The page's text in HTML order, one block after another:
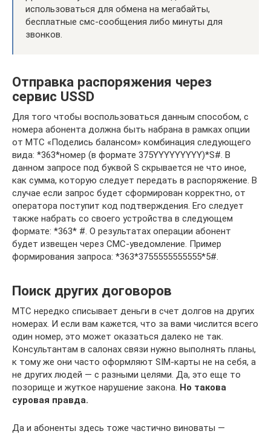
использоваться для обмена на мегабайты,
бесплатные смс-сообщения либо минуты для
звонков.
Отправка распоряжения через
сервис USSD
Для того чтобы воспользоваться данным способом, с
номера абонента должна быть набрана в рамках опции
от МТС «Поделись балансом» комбинация следующего
вида: *363*номер (в формате 375YYYYYYYYY)*S#. В
данном запросе под буквой S скрывается не что иное,
как сумма, которую следует передать в распоряжение. В
случае если запрос будет сформирован корректно, от
оператора поступит код подтверждения. Его следует
также набрать со своего устройства в следующем
формате: *363* #. О результатах операции абонент
будет извещен через СМС-уведомление. Пример
формирования запроса: *363*3755555555555*5#.
Поиск других договоров
МТС нередко списывает деньги в счет долгов на других
номерах. И если вам кажется, что за вами числится всего
один номер, это может оказаться далеко не так.
Консультантам в салонах связи нужно выполнять планы,
к тому же они часто оформляют SIM-карты не на себя, а
не других людей — с разными целями. Да, это еще то
позорище и жуткое нарушение закона. Но такова
суровая правда.
Да и абоненты здесь тоже частично виноваты —